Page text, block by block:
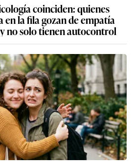
coinciden: quienes
en la fila gozan de empatía
no solo tienen autocontrol